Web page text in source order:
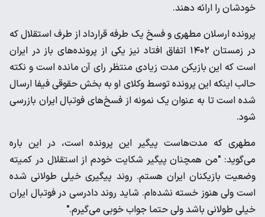
خودشان را ارائه دهند.
پرونده ارسلان مطهری و فسخ یک طرفه قرارداد از طرف استقلال که
در زمستان ١٤٠٢ اتفاق افتاد نیز یکی از پرونده‌های باز در ایران
است که این بازیکن مدت زیادی منتظر رای آن مانده است و نکته
حالب اینکه این پرونده توسط وکلای او به بخش حقوقی فیفا ارسال
شده است تا به عنوان یک نمونه از فسخ‌های فوتبال ایران بازرسی
شود.
مطهری که مدت‌هاست پیگیر این پرونده است، در این باره
می‌گوید: "من همچنان پیگیر شکایت خودم از استقلال در کمیته
وضعیت بازیکنان ایران هستم. روند پیگیری خیلی طولانی شده
است ولی هنوز خسته نشده‌ام. شاید روند دادرسی در فوتبال ایران
خیلی طولانی باشد ولی حتما جواب خوبی می‌گیرم."